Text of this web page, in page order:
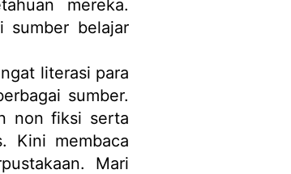
mereka.
sumber belajar
literasi para
sumber.
non fiksi serta
Kini membaca
Mari